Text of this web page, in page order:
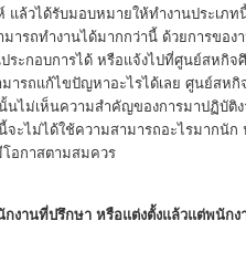
ล้วได้รับมอบหมายให้ทำงานประเภท
ารถทำงานได้มากกว่านี้ ด้วยการขอ
ะกอบการได้ หรือแจ้งไปที่ศูนย์สหกิจ
ารถแก้ไขปัญหาอะไรได้เลย ศูนย์สหกิ
นไม่เห็นความสำคัญของการมาปฏิบัติ
จะไม่ได้ใช้ความสามารถอะไรมากนัก
อกาสตามสมควร
งานที่ปรึกษา หรือแต่งตั้งแล้วแต่พนัก